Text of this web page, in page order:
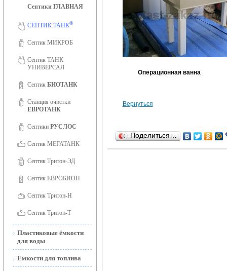
Сертификаты ISO 9001
Фотогалерея
Вакансии
Септики ГЛАВНАЯ
СЕПТИК ТАНК®
Септик МИКРОБ
Септик ТАНК
УНИВЕРСАЛ
Септик БИОТАНК
Станция очистки
ЕВРОТАНК
Септики РУСЛОС
Септик МЕГАТАНК
Септик Тритон-ЭД
Септик ЕВРОБИОН
Септик Тритон-Н
Септик Тритон-Т
Пластиковые ёмкости
для воды
наземные
Ёмкости для топлива
Операционная ванна
Вернуться
Поделиться…